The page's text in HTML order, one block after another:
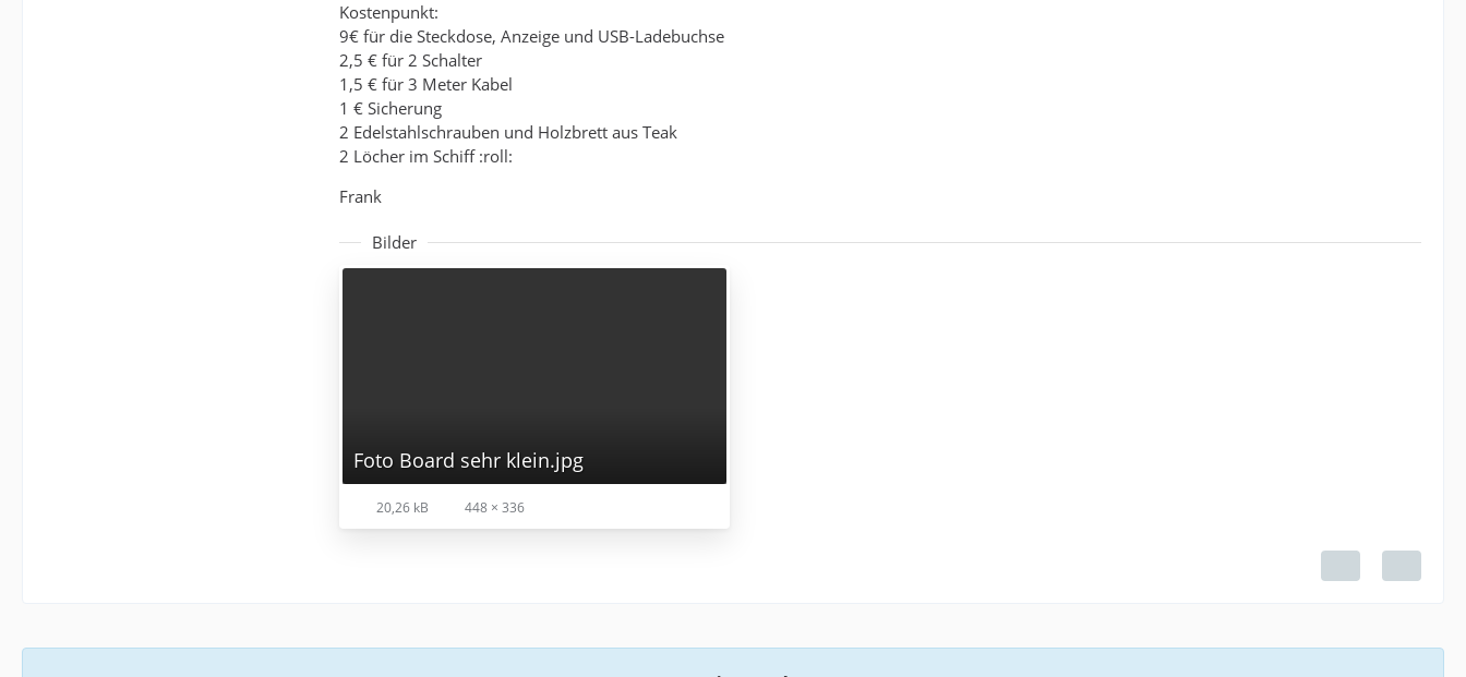
Kostenpunkt:
9€ für die Steckdose, Anzeige und USB-Ladebuchse
2,5 € für 2 Schalter
1,5 € für 3 Meter Kabel
1 € Sicherung
2 Edelstahlschrauben und Holzbrett aus Teak
2 Löcher im Schiff :roll:
Frank
Bilder
Foto Board sehr klein.jpg
20,26 kB 448 × 336